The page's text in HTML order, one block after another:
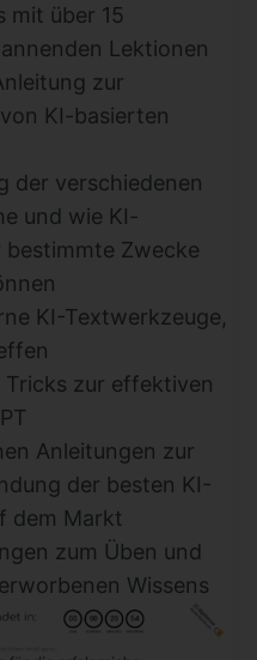
mit über 15
Lektionen
zur
KI-basierten
der verschiedenen
und wie KI-
Zwecke
KI-Textwerkzeuge,
zur effektiven
Anleitungen zur
der besten KI-
dem Markt
zum Üben und
Wissens